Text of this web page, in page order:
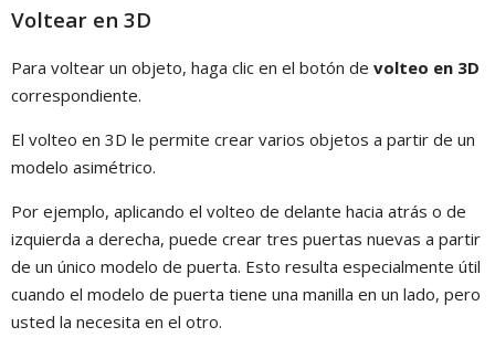
Voltear en 3D
Para voltear un objeto, haga clic en el botón de volteo en 3D
correspondiente.
El volteo en 3D le permite crear varios objetos a partir de un
modelo asimétrico.
Por ejemplo, aplicando el volteo de delante hacia atrás o de
izquierda a derecha, puede crear tres puertas nuevas a partir
de un único modelo de puerta. Esto resulta especialmente útil
cuando el modelo de puerta tiene una manilla en un lado, pero
usted la necesita en el otro.